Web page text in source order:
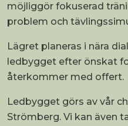
möjliggör fokuserad
problem och
Lägret planeras i nära
ledbygget efter önskat
återkommer med offert.
Ledbygget görs av vår
Strömberg. Vi kan även